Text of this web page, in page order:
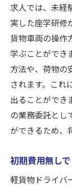
求人では、未経
実した座学研修
貨物車両の操作
学ぶことができ
方法や、荷物の
されます。これ
出ることができ
の業務委託とし
ができるため、
初期費用無し
軽貨物ドライバ